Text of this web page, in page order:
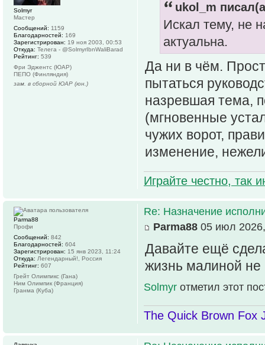
ukol_m
Искал тему, не
актуальна.
Да ни в чём.
пытаться
назревшая тема,
(мгновенные
чужих ворот,
изменение,
Играйте честно, так
Solmyr
Мастер
Сообщений: 1159
Благодарностей: 169
Зарегистрирован: 19 ноя 2003, 00:53
Откуда: Телега - @SolmyrIbnWaliBarad
Рейтинг: 539
Фри Эджентс (ЮАР)
ПЕПО (Финляндия)
зам. в сборной ЮАР (юн.)
Re: Назначение
Parma88 05 июл
Давайте ещё
жизнь малиной не
Solmyr отметил этот
The Quick Brown Fox
Parma88
Профи
Сообщений: 842
Благодарностей: 604
Зарегистрирован: 15 янв 2023, 11:24
Откуда: Легендарный!, Россия
Рейтинг: 607
Грейт Олимпикс (Гана)
Ним Олимпик (Франция)
Гранма (Куба)